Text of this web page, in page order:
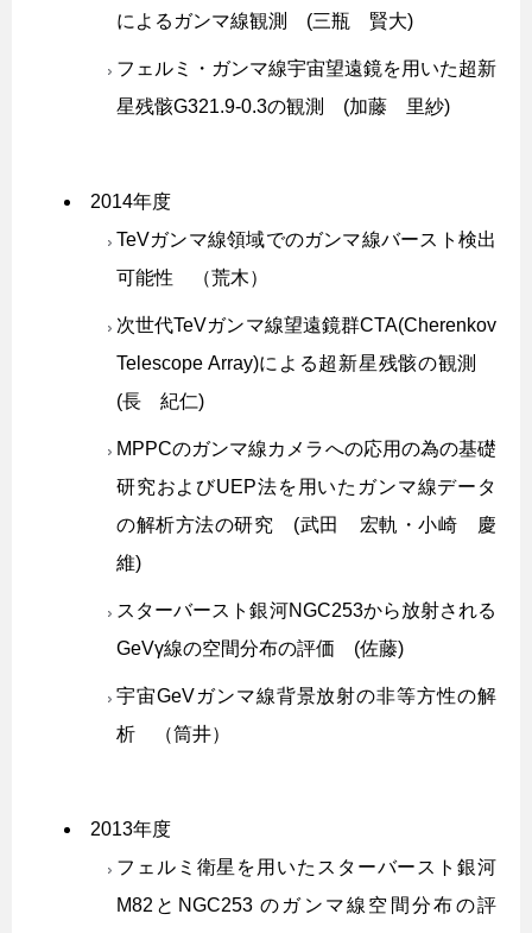
によるガンマ線観測 (三瓶 賢大)
フェルミ・ガンマ線宇宙望遠鏡を用いた超新
星残骸G321.9-0.3の観測 (加藤 里紗)
2014年度
TeVガンマ線領域でのガンマ線バースト検出
可能性 （荒木）
次世代TeVガンマ線望遠鏡群CTA(Cherenkov
Telescope Array)による超新星残骸の観測
(長 紀仁)
MPPCのガンマ線カメラへの応用の為の基礎
研究およびUEP法を用いたガンマ線データ
の解析方法の研究 (武田 宏軌・小崎 慶
維)
スターバースト銀河NGC253から放射される
GeVγ線の空間分布の評価 (佐藤)
宇宙GeVガンマ線背景放射の非等方性の解
析 （筒井）
2013年度
フェルミ衛星を用いたスターバースト銀河
M82とNGC253 のガンマ線空間分布の評